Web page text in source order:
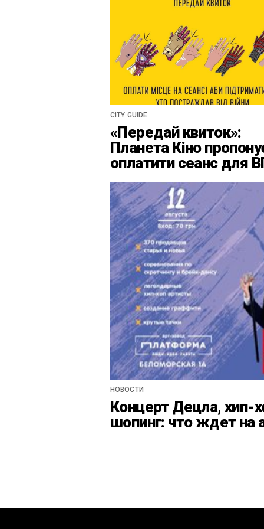
CITY GUIDE
«Передай квиток»:
Планета Кіно
оплатити сеанс для
НОВОСТИ
Концерт Децла, хип-
шопинг: что ждет на